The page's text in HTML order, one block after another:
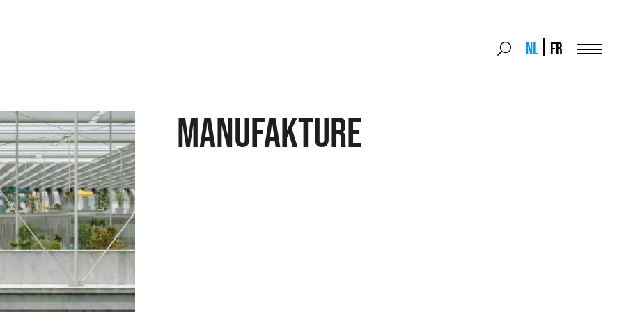
Search
Search
NL FR
Manufakture